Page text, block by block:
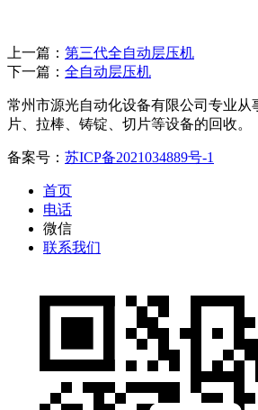
上一篇： 第三代全自动层压机
下一篇： 全自动层压机
常州市源光自动化设备有限公司专业从
片、拉棒、铸锭、切片等设备的回收。
备案号： 苏ICP备2021034889号-1
首页
电话
微信
联系我们